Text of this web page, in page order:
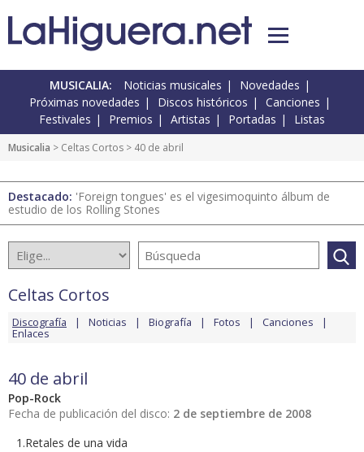
MUSICALIA: Noticias musicales
Novedades
Próximas novedades
Discos históricos
Canciones
Festivales
Premios Artistas Portadas Listas
Musicalia > Celtas Cortos > 40 de abril
Destacado: 'Foreign tongues' es el vigesimoquinto álbum de
estudio de los Rolling Stones
Celtas Cortos
Discografía Noticias Biografía Fotos Canciones
Enlaces
40 de abril
Pop-Rock
Fecha de publicación del disco: 2 de septiembre de 2008
1.Retales de una vida